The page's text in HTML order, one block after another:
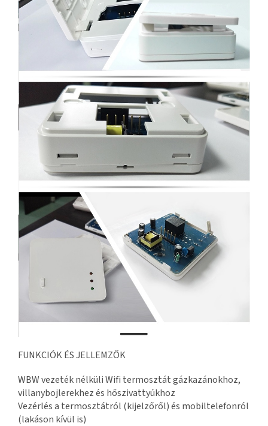
FUNKCIÓK ÉS JELLEMZŐK
WBW vezeték nélküli Wifi termosztát gázkazánokhoz,
villanybojlerekhez és hőszivattyúkhoz
Vezérlés a termosztátról (kijelzőről) és mobiltelefonról
(lakáson kívül is)